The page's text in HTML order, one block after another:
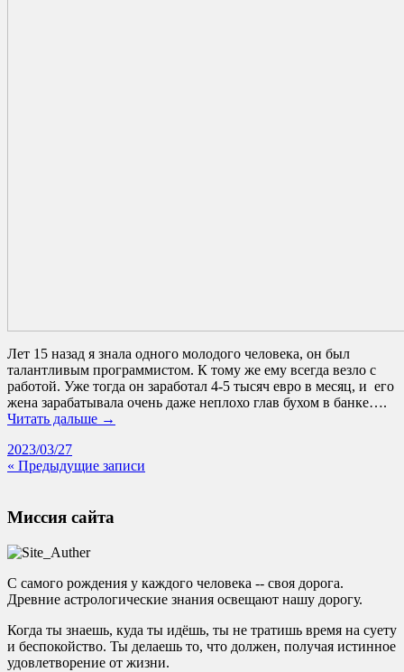
Лет 15 назад я знала одного молодого человека, он был
талантливым программистом. К тому же ему всегда везло с
работой. Уже тогда он заработал 4-5 тысяч евро в месяц, и его
жена зарабатывала очень даже неплохо глав бухом в банке….
Читать дальше →
2023/03/27
« Предыдущие записи
Миссия сайта
С самого рождения у каждого человека -- своя дорога.
Древние астрологические знания освещают нашу дорогу.
Когда ты знаешь, куда ты идёшь, ты не тратишь время на суету
и беспокойство. Ты делаешь то, что должен, получая истинное
удовлетворение от жизни.